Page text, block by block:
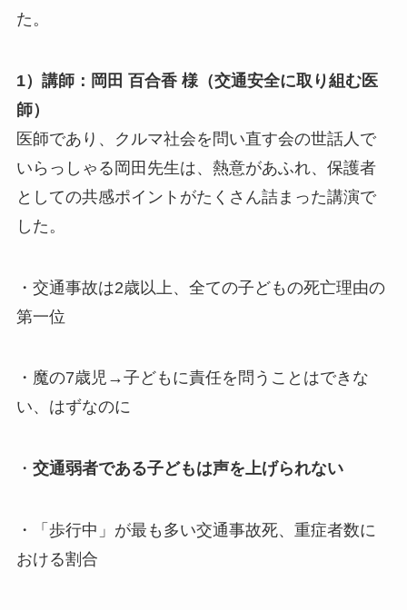
た。
1）講師：岡田 百合香 様（交通安全に取り組む医
師）
医師であり、クルマ社会を問い直す会の世話人で
いらっしゃる岡田先生は、熱意があふれ、保護者
としての共感ポイントがたくさん詰まった講演で
した。
・交通事故は2歳以上、全ての子どもの死亡理由の
第一位
・魔の7歳児→子どもに責任を問うことはできな
い、はずなのに
・ 交通弱者である子どもは声を上げられない
・「歩行中」が最も多い交通事故死、重症者数に
おける割合